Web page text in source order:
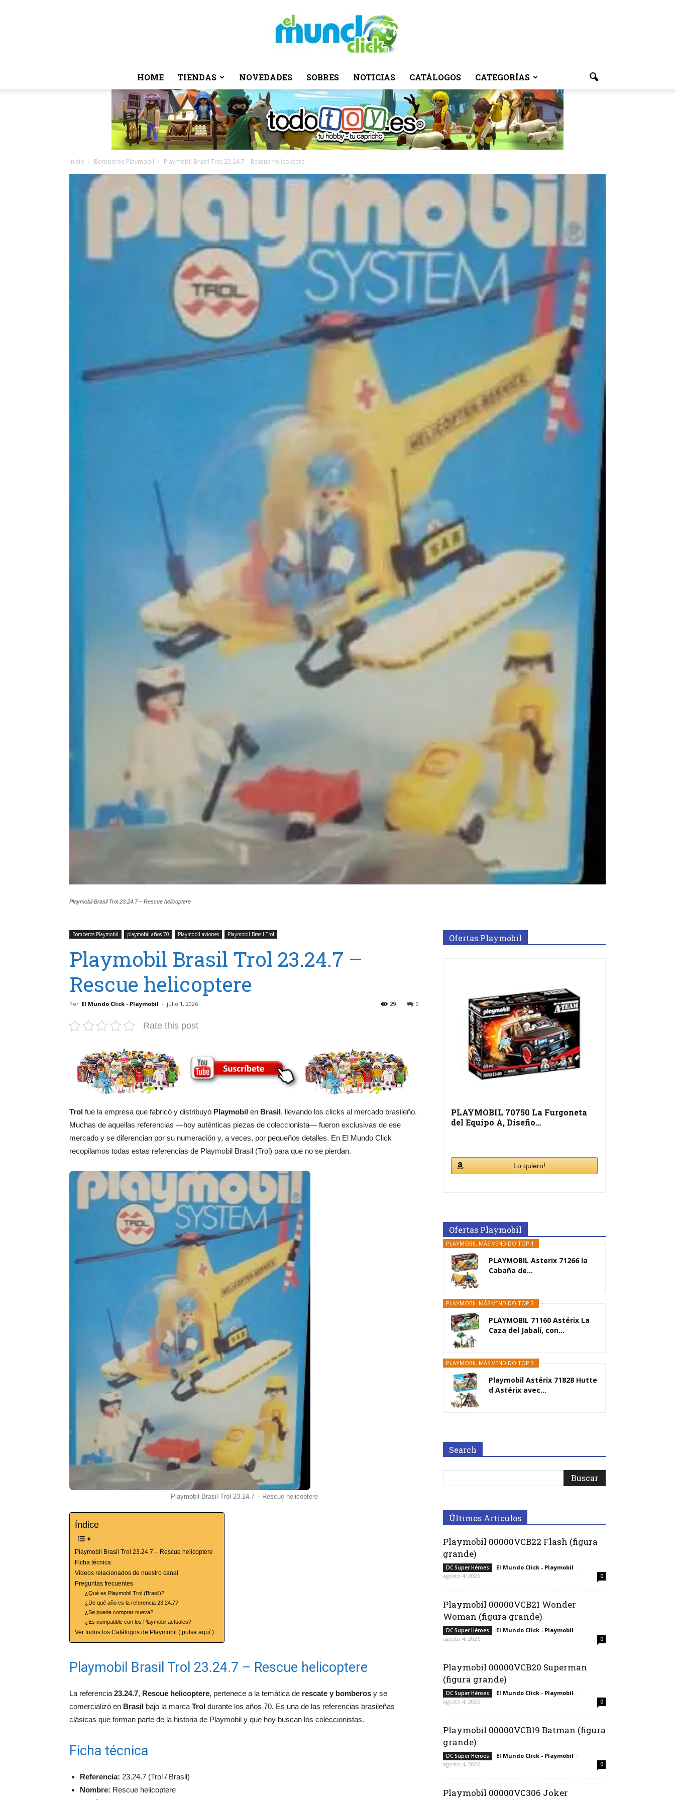
El
HOME TIENDAS NOVEDADES SOBRES NOTICIAS CATÁLOGOS CATEGORÍAS
Inicio Bomberos Playmobil Playmobil Brasil Trol 23.24.7 – Rescue helicoptere
Playmobil Brasil Trol 23.24.7 – Rescue helicoptere
Bomberos Playmobil playmobil años 70 Playmobil aviones Playmobil Brasil Trol
Playmobil Brasil Trol 23.24.7 –
Rescue helicoptere
Por El Mundo Click - Playmobil - julio 1, 2026 0
29
Rate this post
Trol fue la empresa que fabricó y distribuyó Playmobil en Brasil, llevando los clicks al mercado brasileño.
Muchas de aquellas referencias —hoy auténticas piezas de coleccionista— fueron exclusivas de ese
mercado y se diferencian por su numeración y, a veces, por pequeños detalles. En El Mundo Click
recopilamos todas estas referencias de Playmobil Brasil (Trol) para que no se pierdan.
Playmobil Brasil Trol 23.24.7 – Rescue helicoptere
Índice
Playmobil Brasil Trol 23.24.7 – Rescue helicoptere
Ficha técnica
Vídeos relacionados de nuestro canal
Preguntas frecuentes
¿Qué es Playmobil Trol (Brasil)?
¿De qué año es la referencia 23.24.7?
¿Se puede comprar nueva?
¿Es compatible con los Playmobil actuales?
Ver todos los Catálogos de Playmobil ( pulsa aquí )
Playmobil Brasil Trol 23.24.7 – Rescue helicoptere
La referencia 23.24.7, Rescue helicoptere, pertenece a la temática de rescate y bomberos y se
comercializó en Brasil bajo la marca Trol durante los años 70. Es una de las referencias brasileñas
clásicas que forman parte de la historia de Playmobil y que hoy buscan los coleccionistas.
Ficha técnica
Referencia: 23.24.7 (Trol / Brasil)
Nombre: Rescue helicoptere
Ofertas Playmobil
PLAYMOBIL 70750 La Furgoneta
del Equipo A, Diseño…
Lo quiero!
Ofertas Playmobil
PLAYMOBIL MÁS VENDIDO TOP 1
PLAYMOBIL Asterix 71266 la
Cabaña de...
PLAYMOBIL MÁS VENDIDO TOP 2
PLAYMOBIL 71160 Astérix La
Caza del Jabalí, con...
PLAYMOBIL MÁS VENDIDO TOP 3
Playmobil Astérix 71828 Hutte
d Astérix avec...
Search
Últimos Artículos
Playmobil 00000VCB22 Flash (figura
grande)
DC Super Héroes El Mundo Click - Playmobil -
agosto 4, 2026
0
Playmobil 00000VCB21 Wonder
Woman (figura grande)
DC Super Héroes El Mundo Click - Playmobil -
agosto 4, 2026
0
Playmobil 00000VCB20 Superman
(figura grande)
DC Super Héroes El Mundo Click - Playmobil -
agosto 4, 2026
0
Playmobil 00000VCB19 Batman (figura
grande)
DC Super Héroes El Mundo Click - Playmobil -
agosto 4, 2026
0
Playmobil 00000VC306 Joker